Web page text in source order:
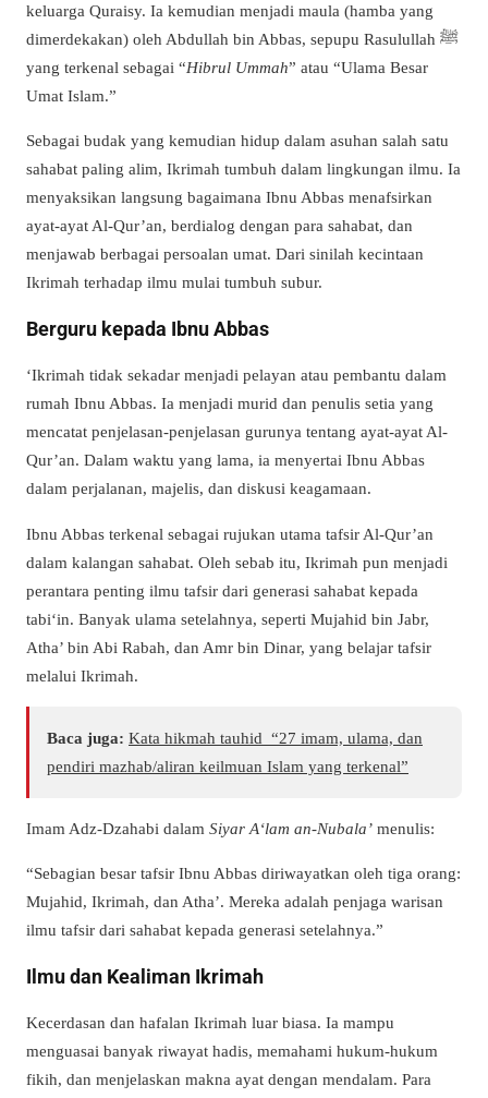
keluarga Quraisy. Ia kemudian menjadi maula (hamba yang
dimerdekakan) oleh Abdullah bin Abbas, sepupu Rasulullah ﷺ
yang terkenal sebagai “Hibrul Ummah” atau “Ulama Besar
Umat Islam.”
Sebagai budak yang kemudian hidup dalam asuhan salah satu
sahabat paling alim, Ikrimah tumbuh dalam lingkungan ilmu. Ia
menyaksikan langsung bagaimana Ibnu Abbas menafsirkan
ayat-ayat Al-Qur’an, berdialog dengan para sahabat, dan
menjawab berbagai persoalan umat. Dari sinilah kecintaan
Ikrimah terhadap ilmu mulai tumbuh subur.
Berguru kepada Ibnu Abbas
‘Ikrimah tidak sekadar menjadi pelayan atau pembantu dalam
rumah Ibnu Abbas. Ia menjadi murid dan penulis setia yang
mencatat penjelasan-penjelasan gurunya tentang ayat-ayat Al-
Qur’an. Dalam waktu yang lama, ia menyertai Ibnu Abbas
dalam perjalanan, majelis, dan diskusi keagamaan.
Ibnu Abbas terkenal sebagai rujukan utama tafsir Al-Qur’an
dalam kalangan sahabat. Oleh sebab itu, Ikrimah pun menjadi
perantara penting ilmu tafsir dari generasi sahabat kepada
tabi‘in. Banyak ulama setelahnya, seperti Mujahid bin Jabr,
Atha’ bin Abi Rabah, dan Amr bin Dinar, yang belajar tafsir
melalui Ikrimah.
Baca juga: Kata hikmah tauhid “27 imam, ulama, dan
pendiri mazhab/aliran keilmuan Islam yang terkenal”
Imam Adz-Dzahabi dalam Siyar A‘lam an-Nubala’ menulis:
“Sebagian besar tafsir Ibnu Abbas diriwayatkan oleh tiga orang:
Mujahid, Ikrimah, dan Atha’. Mereka adalah penjaga warisan
ilmu tafsir dari sahabat kepada generasi setelahnya.”
Ilmu dan Kealiman Ikrimah
Kecerdasan dan hafalan Ikrimah luar biasa. Ia mampu
menguasai banyak riwayat hadis, memahami hukum-hukum
fikih, dan menjelaskan makna ayat dengan mendalam. Para